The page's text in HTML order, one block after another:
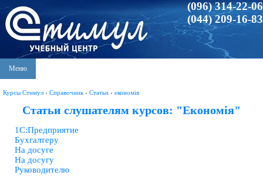
(096) 314-22-06
(044) 209-16-83
Меню
Курсы Стимул › Справочник › Статьи › економія
Статьи слушателям курсов: "Економія"
1С:Предприятие
Бухгалтеру
На досуге
На досугу
Руководителю